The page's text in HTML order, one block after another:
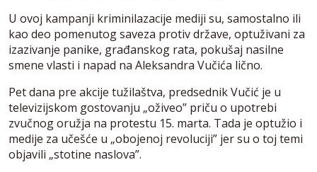
U ovoj kampanji kriminilazacije mediji su, samostalno ili
kao deo pomenutog saveza protiv države, optuživani za
izazivanje panike, građanskog rata, pokušaj nasilne
smene vlasti i napad na Aleksandra Vučića lično.
Pet dana pre akcije tužilaštva, predsednik Vučić je u
televizijskom gostovanju „oživeo” priču o upotrebi
zvučnog oružja na protestu 15. marta. Tada je optužio i
medije za učešće u „obojenoj revoluciji” jer su o toj temi
objavili „stotine naslova”.